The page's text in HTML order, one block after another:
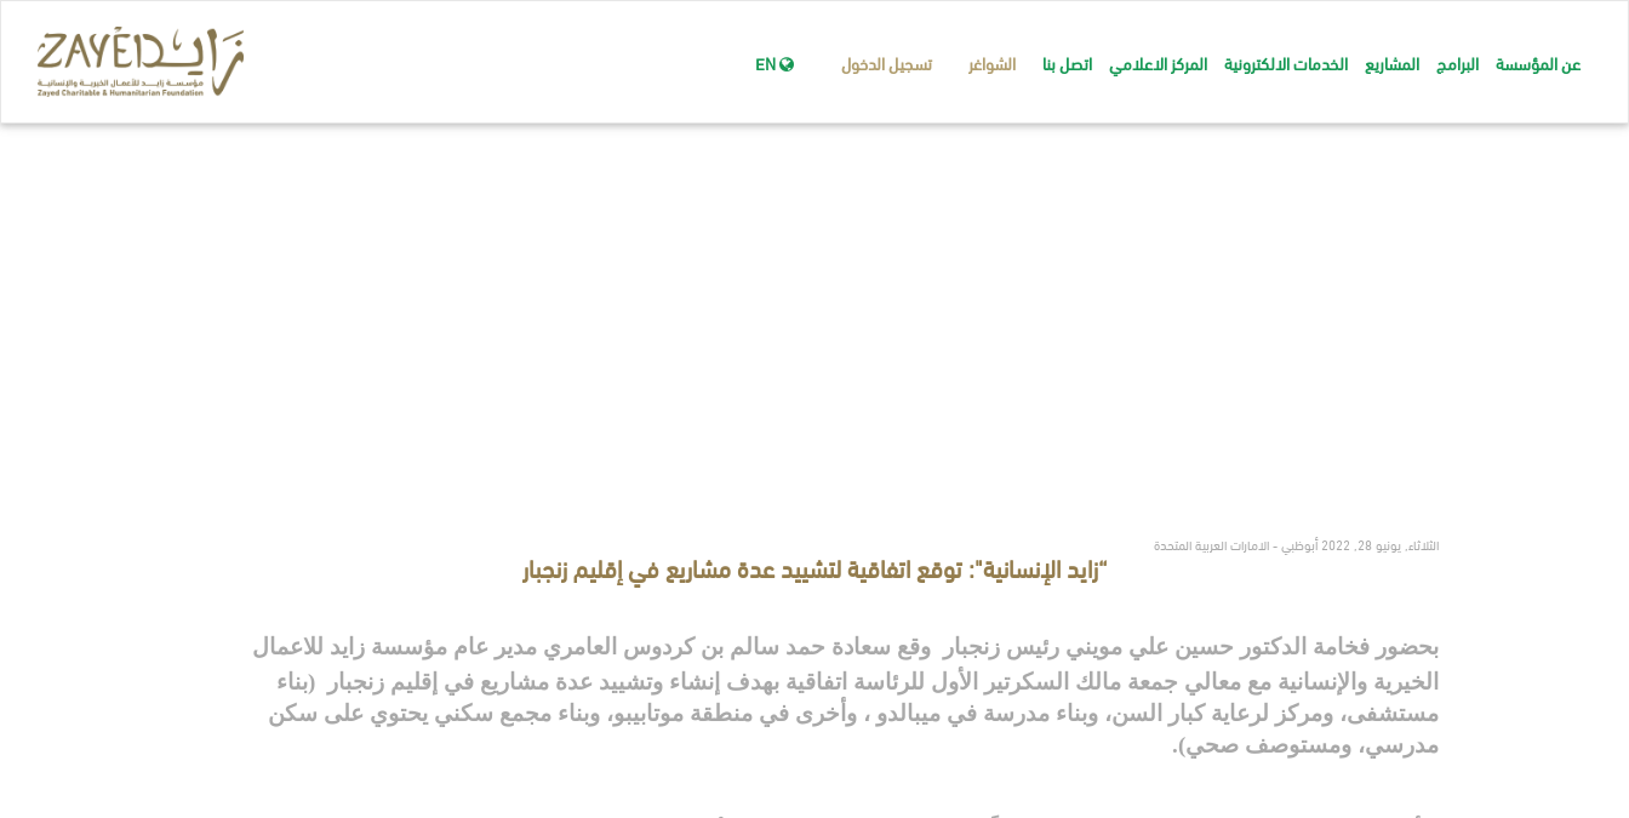
عن المؤسسة البرامج المشاريع الخدمات الالكترونية المركز الاعلامي اتصل بنا الشواغر تسجيل الدخول
الثلاثاء, يونيو 28, 2022 أبوظبي - الامارات العربية المتحدة “زايد الإنسانية": توقع اتفاقية لتشييد عدة مشاريع في إقليم زنجبار
بحضور فخامة الدكتور حسين علي مويني رئيس زنجبار
وقع سعادة حمد سالم بن كردوس العامري مدير عام مؤسسة زايد للاعمال
الخيرية والإنسانية مع معالي جمعة مالك السكرتير الأول للرئاسة اتفاقية بهدف إنشاء وتشييد عدة مشاريع في إقليم زنجبار
(بناء
مستشفى، ومركز لرعاية كبار السن، وبناء مدرسة في ميبالدو ، وأخرى في منطقة موتابيبو، وبناء مجمع سكني يحتوي على سكن
مدرسي، ومستوصف صحي).